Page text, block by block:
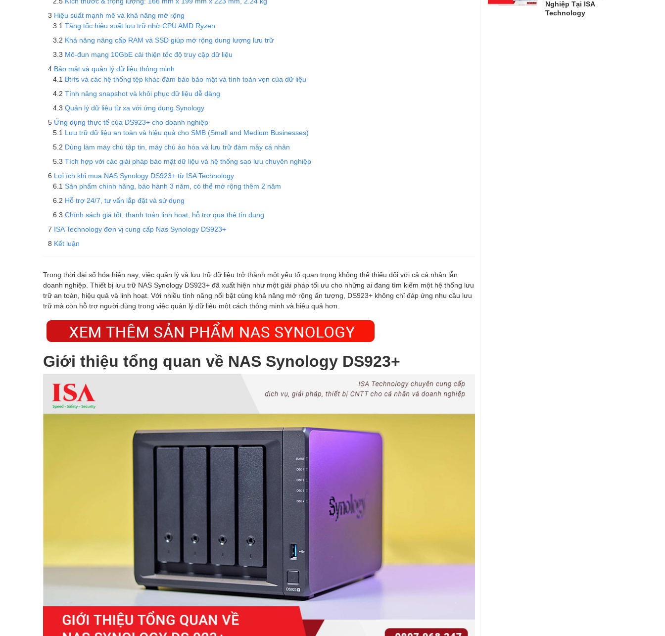
Hiệu suất mạnh mẽ và khả năng mở rộng
Tăng tốc hiệu suất lưu trữ nhờ CPU AMD Ryzen
Khả năng nâng cấp RAM và SSD giúp mở rộng dung lượng lưu trữ
Mô-đun mạng 10GbE cải thiện tốc độ truy cập dữ liệu
Bảo mật và quản lý dữ liệu thông minh
Btrfs và các hệ thống tệp khác đảm bảo bảo mật và tính toàn vẹn của dữ liệu
Tính năng snapshot và khôi phục dữ liệu dễ dàng
Quản lý dữ liệu từ xa với ứng dụng Synology
Ứng dụng thực tế của DS923+ cho doanh nghiệp
Lưu trữ dữ liệu an toàn và hiệu quả cho SMB (Small and Medium Businesses)
Dùng làm máy chủ tập tin, máy chủ ảo hóa và lưu trữ đám mây cá nhân
Tích hợp với các giải pháp bảo mật dữ liệu và hệ thống sao lưu chuyên nghiệp
Lợi ích khi mua NAS Synology DS923+ từ ISA Technology
Sản phẩm chính hãng, bảo hành 3 năm, có thể mở rộng thêm 2 năm
Hỗ trợ 24/7, tư vấn lắp đặt và sử dụng
Chính sách giá tốt, thanh toán linh hoạt, hỗ trợ qua thẻ tín dụng
ISA Technology đơn vị cung cấp Nas Synology DS923+
Kết luận
Trong thời đại số hóa hiện nay, việc quản lý và lưu trữ dữ liệu trở thành một yếu tố quan trọng không thể thiếu đối với cả cá nhân lẫn
doanh nghiệp. Thiết bị lưu trữ NAS Synology DS923+ đã xuất hiện như một giải pháp tối ưu cho những ai đang tìm kiếm một hệ thống lưu
trữ an toàn, hiệu quả và linh hoạt. Với nhiều tính năng nổi bật cùng khả năng mở rộng ấn tượng, DS923+ không chỉ đáp ứng nhu cầu lưu
trữ mà còn hỗ trợ người dùng trong việc quản lý dữ liệu một cách thông minh và hiệu quả hơn.
Giới thiệu tổng quan về NAS Synology DS923+
Nghiệp Tại ISA
Technology